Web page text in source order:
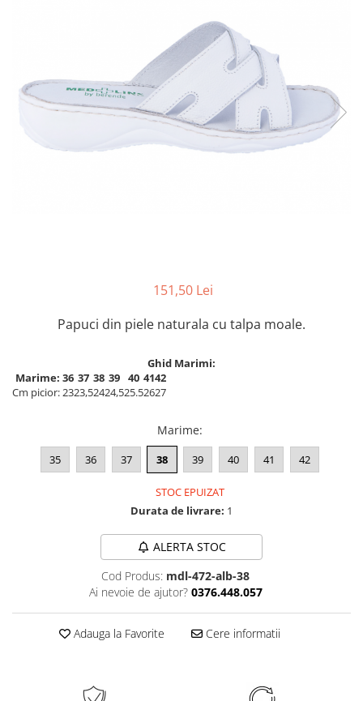
Dr. Feet
151,50 Lei
Papuci din piele naturala cu talpa moale.
Ghid Marimi:
Marime: 36 37 38 39 40 4142
Cm picior:2323,52424,525.52627
Marime:
35 36 37 38 39 40 41 42
STOC EPUIZAT
Durata de livrare: 1
ALERTA STOC
Cod Produs: mdl-472-alb-38
Ai nevoie de ajutor? 0376.448.057
Adauga la Favorite Cere informatii